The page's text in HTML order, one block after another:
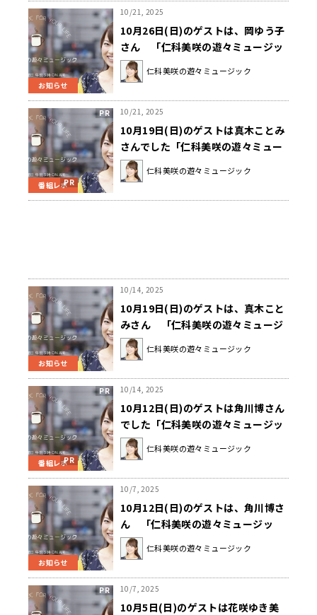
お知らせ
10/21, 2025
10月26日(日)のゲストは、岡ゆう子
さん 「仁科美咲の遊々ミュージッ
ク」
仁科美咲の遊々ミュージック
番組レポ
10/21, 2025
10月19日(日)のゲストは真木ことみ
さんでした「仁科美咲の遊々ミュー
ジック」
仁科美咲の遊々ミュージック
お知らせ
10/14, 2025
10月19日(日)のゲストは、真木こと
みさん 「仁科美咲の遊々ミュージ
ック」
仁科美咲の遊々ミュージック
番組レポ
10/14, 2025
10月12日(日)のゲストは角川博さん
でした「仁科美咲の遊々ミュージッ
ク」
仁科美咲の遊々ミュージック
お知らせ
10/7, 2025
10月12日(日)のゲストは、角川博さ
ん 「仁科美咲の遊々ミュージッ
ク」
仁科美咲の遊々ミュージック
10/7, 2025
10月5日(日)のゲストは花咲ゆき美